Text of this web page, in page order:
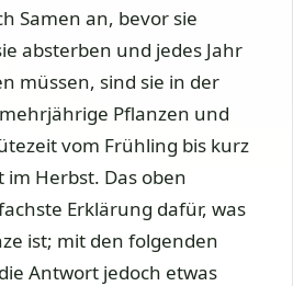
Samen an, bevor sie
absterben und jedes Jahr
müssen, sind sie in der
Pflanzen und
vom Frühling bis kurz
Herbst. Das oben
Erklärung dafür, was
ist; mit den folgenden
Antwort jedoch etwas